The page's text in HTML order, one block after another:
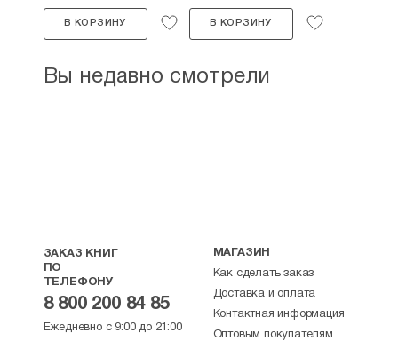
В КОРЗИНУ В КОРЗИНУ
Вы недавно смотрели
ЗАКАЗ КНИГ
ПО
ТЕЛЕФОНУ
8 800 200 84 85
Ежедневно с 9:00 до 21:00
МАГАЗИН
Как сделать заказ
Доставка и оплата
Контактная информация
Оптовым покупателям